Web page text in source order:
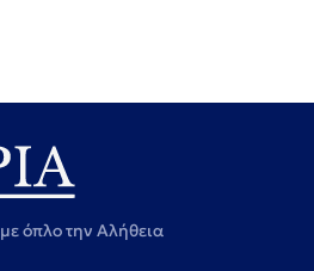
όπλο την Αλήθεια